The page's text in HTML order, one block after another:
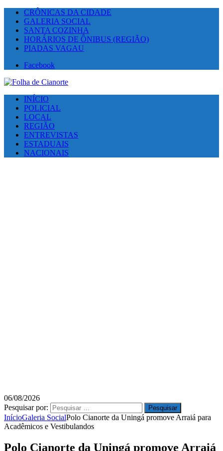
CRÔNICAS DA CIDADE
GALERIA SOCIAL
SANTA COZINHA
HORÁRIOS DE ÔNIBUS (REGIÃO)
PIADAS VAGAU
Facebook
INÍCIO
POLICIAL
LOCAL
REGIÃO
ENTREVISTAS
ESTADUAIS
NACIONAIS
06/08/2026
Pesquisar por:
InícioGaleria SocialPolo Cianorte da Uningá promove Arraiá para
Acadêmicos e Vestibulandos
Polo Cianorte da Uningá promove Arraiá